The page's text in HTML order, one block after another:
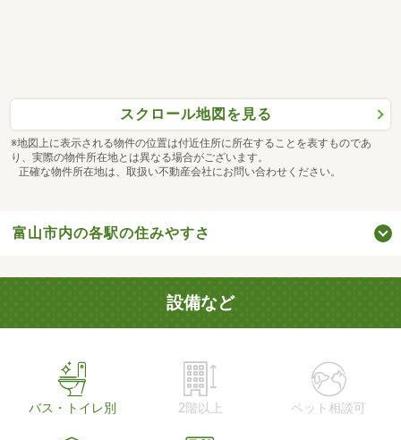
スクロール地図を見る
※地図上に表示される物件の位置は付近住所に所在することを表すものであ
り、実際の物件所在地とは異なる場合がございます。
正確な物件所在地は、取扱い不動産会社にお問い合わせください。
富山市内の各駅の住みやすさ
設備など
バス・トイレ別 2階以上 ペット相談可